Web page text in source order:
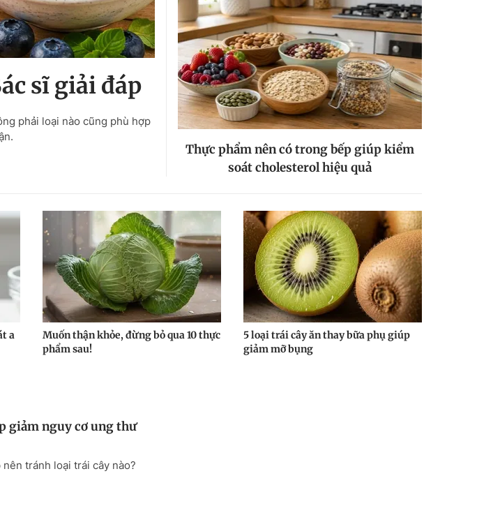
sĩ giải đáp
phải loại nào cũng phù hợp
Thực phẩm nên có trong bếp giúp kiểm
soát cholesterol hiệu quả
a
Muốn thận khỏe, đừng bỏ qua 10 thực
phẩm sau!
5 loại trái cây ăn thay bữa phụ giúp
giảm mỡ bụng
giảm nguy cơ ung thư
tránh loại trái cây nào?